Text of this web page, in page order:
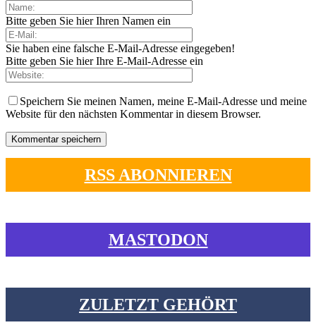
Bitte geben Sie hier Ihren Namen ein
Sie haben eine falsche E-Mail-Adresse eingegeben!
Bitte geben Sie hier Ihre E-Mail-Adresse ein
Speichern Sie meinen Namen, meine E-Mail-Adresse und meine
Website für den nächsten Kommentar in diesem Browser.
RSS ABONNIEREN
MASTODON
ZULETZT GEHÖRT